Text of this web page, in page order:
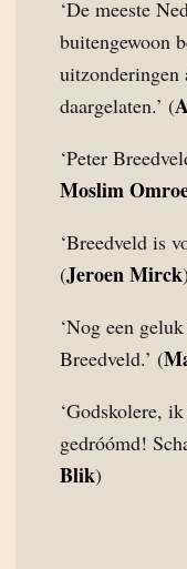
‘De meeste
buitengewoon
uitzonderingen
daargelaten.’ (
‘Peter
Moslim
‘Breedveld is
(Jeroen Mirck)
‘Nog een
Breedveld.’ (
‘Godskolere,
gedróómd!
Blik)